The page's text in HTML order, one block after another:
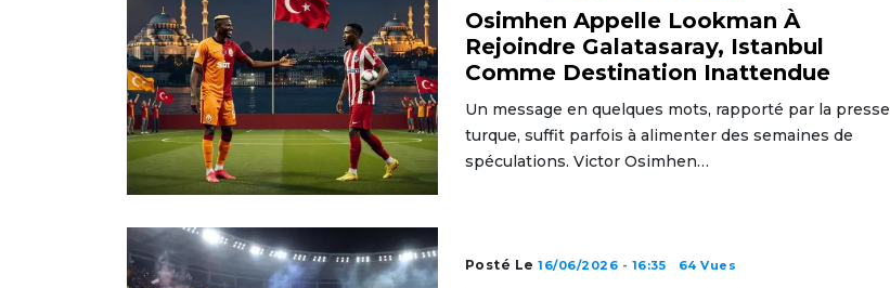
Osimhen Appelle Lookman À
Rejoindre Galatasaray, Istanbul
Comme Destination Inattendue
Un message en quelques mots, rapporté par la presse
turque, suffit parfois à alimenter des semaines de
spéculations. Victor Osimhen…
Posté Le16/06/2026 - 16:35 64 Vues